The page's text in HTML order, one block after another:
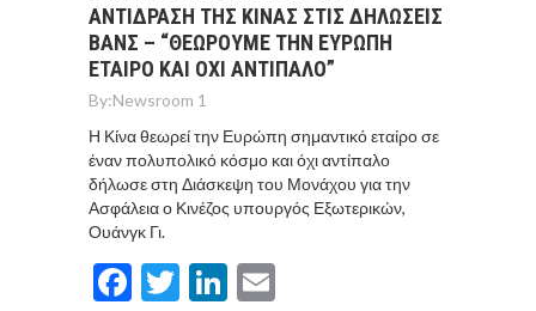
ΑΝΤΙΔΡΑΣΗ ΤΗΣ ΚΙΝΑΣ ΣΤΙΣ ΔΗΛΩΣΕΙΣ
ΒΑΝΣ – “ΘΕΩΡΟΥΜΕ ΤΗΝ ΕΥΡΩΠΗ
ΕΤΑΙΡΟ ΚΑΙ ΟΧΙ ΑΝΤΙΠΑΛΟ”
By:Newsroom 1
Η Κίνα θεωρεί την Ευρώπη σημαντικό εταίρο σε
έναν πολυπολικό κόσμο και όχι αντίπαλο
δήλωσε στη Διάσκεψη του Μονάχου για την
Ασφάλεια ο Κινέζος υπουργός Εξωτερικών,
Ουάνγκ Γι.
Facebook
TwitterLinkedIn